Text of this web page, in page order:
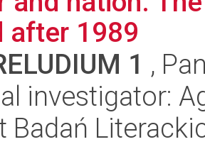
after 1989
1 ,
investigator:
Badań